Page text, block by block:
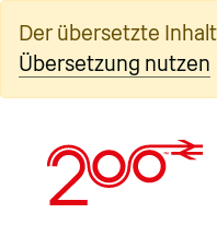
Inhalt
springen
Der übersetzte
Übersetzung nutzen